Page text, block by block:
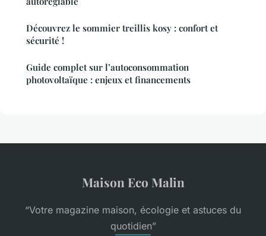
Découvrez le sommier treillis kosy : confort et
sécurité !
Guide complet sur l’autoconsommation
photovoltaïque : enjeux et financements
Maison Eco Malin
“Votre magazine maison, écologie et astuces du
quotidien”